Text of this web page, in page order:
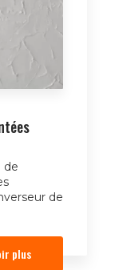
de
de
plus